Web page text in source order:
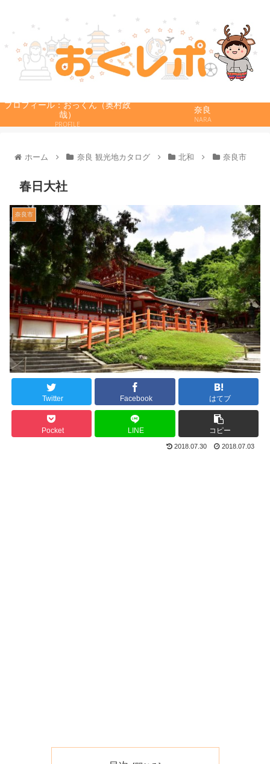
プロフィール：おっくん（奥村政
哉）
PROFILE
奈良
NARA
ホーム 奈良 観光地カタログ 北和 奈良市
春日大社
奈良市
Twitter Facebook はてブ
Pocket LINE コピー
2018.07.30 2018.07.03